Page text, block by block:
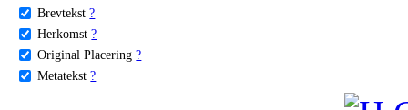
Brevtekst ?
Herkomst ?
Original Placering ?
Metatekst ?